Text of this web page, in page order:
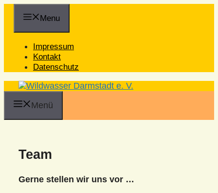
Inhalt
Menu
Impressum
Kontakt
Datenschutz
Menü
Team
Gerne stellen wir uns vor …